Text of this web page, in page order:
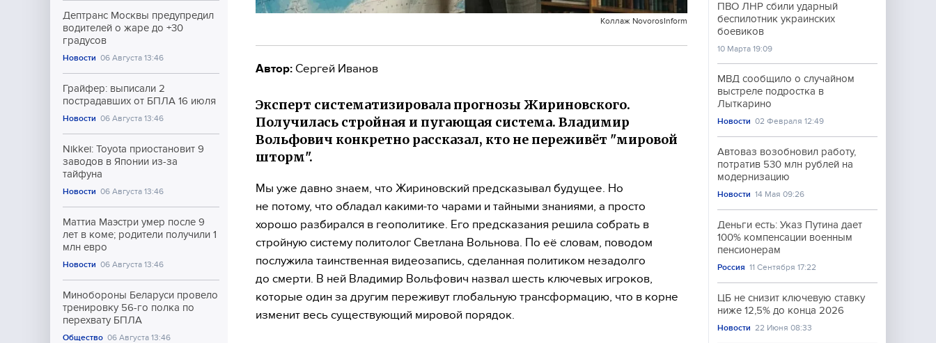
Дептранс Москвы предупредил
водителей о жаре до +30
градусов
Новости 06 Августа 13:46
Грайфер: выписали 2
пострадавших от БПЛА 16 июля
Новости 06 Августа 13:46
Nikkei: Toyota приостановит 9
заводов в Японии из-за
тайфуна
Новости 06 Августа 13:46
Маттиа Маэстри умер после 9
лет в коме; родители получили 1
млн евро
Новости 06 Августа 13:46
Минобороны Беларуси провело
тренировку 56-го полка по
перехвату БПЛА
Общество 06 Августа 13:46
Коллаж NovorosInform
Автор: Сергей Иванов
Эксперт систематизировала прогнозы Жириновского.
Получилась стройная и пугающая система. Владимир
Вольфович конкретно рассказал, кто не переживёт "мировой
шторм".
Мы уже давно знаем, что Жириновский предсказывал будущее. Но
не потому, что обладал какими-то чарами и тайными знаниями, а просто
хорошо разбирался в геополитике. Его предсказания решила собрать в
стройную систему политолог Светлана Вольнова. По её словам, поводом
послужила таинственная видеозапись, сделанная политиком незадолго
до смерти. В ней Владимир Вольфович назвал шесть ключевых игроков,
которые один за другим переживут глобальную трансформацию, что в корне
изменит весь существующий мировой порядок.
ПВО ЛНР сбили ударный
беспилотник украинских
боевиков
10 Марта 19:09
МВД сообщило о случайном
выстреле подростка в
Лыткарино
Новости 02 Февраля 12:49
Автоваз возобновил работу,
потратив 530 млн рублей на
модернизацию
Новости 14 Мая 09:26
Деньги есть: Указ Путина дает
100% компенсации военным
пенсионерам
Россия 11 Сентября 17:22
ЦБ не снизит ключевую ставку
ниже 12,5% до конца 2026
Новости 22 Июня 08:33